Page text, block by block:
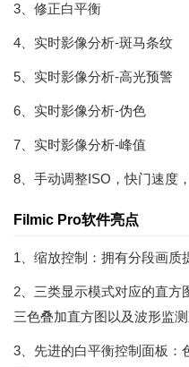
3、修正白平衡
4、实时影像分析-斑马条纹
5、实时影像分析-高光预警
6、实时影像分析-伪色
7、实时影像分析-峰值
8、手动调整ISO，快门速度
Filmic Pro软件亮点
1、缩放控制：拥有分段画质
2、三类显示模式对应的直
三色叠加直方图以及波形监测
3、先进的白平衡控制面板：